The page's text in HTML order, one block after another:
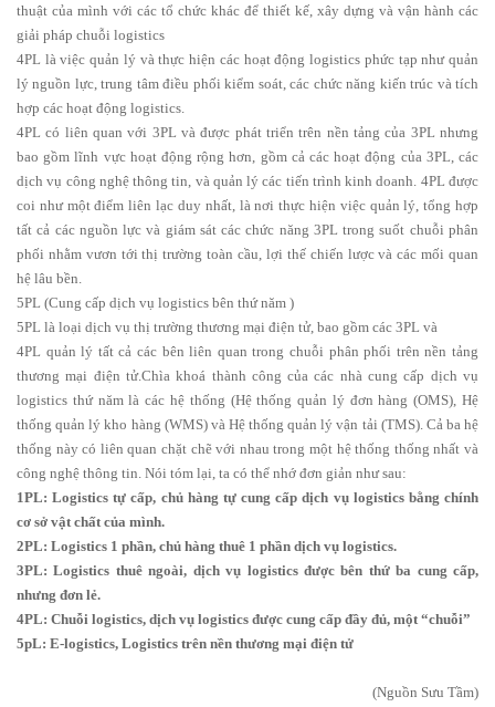
thuật của mình với các tổ chức khác để thiết kế, xây dựng và vận hành các
giải pháp chuỗi logistics
4PL là việc quản lý và thực hiện các hoạt động logistics phức tạp như quản
lý nguồn lực, trung tâm điều phối kiểm soát, các chức năng kiến trúc và tích
hợp các hoạt động logistics.
4PL có liên quan với 3PL và được phát triển trên nền tảng của 3PL nhưng
bao gồm lĩnh vực hoạt động rộng hơn, gồm cả các hoạt động của 3PL, các
dịch vụ công nghệ thông tin, và quản lý các tiến trình kinh doanh. 4PL được
coi như một điểm liên lạc duy nhất, là nơi thực hiện việc quản lý, tổng hợp
tất cả các nguồn lực và giám sát các chức năng 3PL trong suốt chuỗi phân
phối nhằm vươn tới thị trường toàn cầu, lợi thế chiến lược và các mối quan
hệ lâu bền.
5PL (Cung cấp dịch vụ logistics bên thứ năm )
5PL là loại dịch vụ thị trường thương mại điện tử, bao gồm các 3PL và
4PL quản lý tất cả các bên liên quan trong chuỗi phân phối trên nền tảng
thương mại điện tử.Chìa khoá thành công của các nhà cung cấp dịch vụ
logistics thứ năm là các hệ thống (Hệ thống quản lý đơn hàng (OMS), Hệ
thống quản lý kho hàng (WMS) và Hệ thống quản lý vận tải (TMS). Cả ba hệ
thống này có liên quan chặt chẽ với nhau trong một hệ thống thống nhất và
công nghệ thông tin. Nói tóm lại, ta có thể nhớ đơn giản như sau:
1PL: Logistics tự cấp, chủ hàng tự cung cấp dịch vụ logistics bằng chính
cơ sở vật chất của mình.
2PL: Logistics 1 phần, chủ hàng thuê 1 phần dịch vụ logistics.
3PL: Logistics thuê ngoài, dịch vụ logistics được bên thứ ba cung cấp,
nhưng đơn lẻ.
4PL: Chuỗi logistics, dịch vụ logistics được cung cấp đầy đủ, một “chuỗi”
5pL: E-logistics, Logistics trên nền thương mại điện tử
(Nguồn Sưu Tầm)